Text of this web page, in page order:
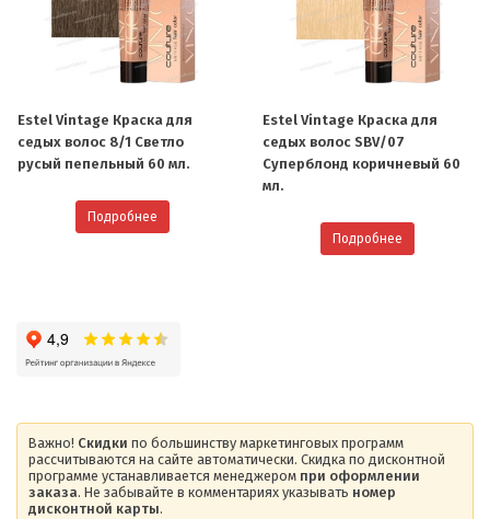
Estel Vintage Краска для
седых волос 8/1 Светло
русый пепельный 60 мл.
Подробнее
Estel Vintage Краска для
седых волос SBV/07
Cуперблонд коричневый 60
мл.
Подробнее
Важно! Скидки по большинству маркетинговых программ
рассчитываются на сайте автоматически. Скидка по дисконтной
программе устанавливается менеджером при оформлении
заказа. Не забывайте в комментариях указывать номер
дисконтной карты.